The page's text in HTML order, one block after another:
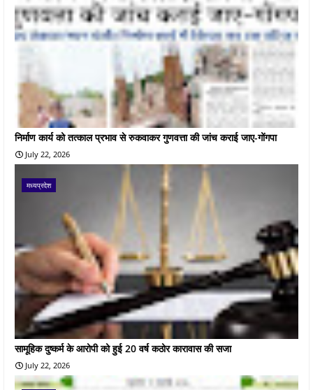
निर्माण कार्य को तत्काल प्रभाव से रुकवाकर गुणवत्ता की जांच कराई जाए-गोंगपा
July 22, 2026
मध्यप्रदेश
सामूहिक दुष्कर्म के आरोपी को हुई 20 वर्ष कठोर कारावास की सजा
July 22, 2026